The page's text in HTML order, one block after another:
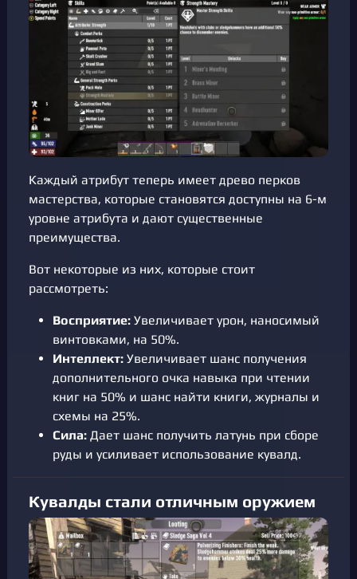
Каждый атрибут теперь имеет древо перков
мастерства, которые становятся доступны на 6-м
уровне атрибута и дают существенные
преимущества.
Вот некоторые из них, которые стоит
рассмотреть:
Восприятие: Увеличивает урон, наносимый
винтовками, на 50%.
Интеллект: Увеличивает шанс получения
дополнительного очка навыка при чтении
книг на 50% и шанс найти книги, журналы и
схемы на 25%.
Сила: Дает шанс получить латунь при сборе
руды и усиливает использование кувалд.
Кувалды стали отличным оружием